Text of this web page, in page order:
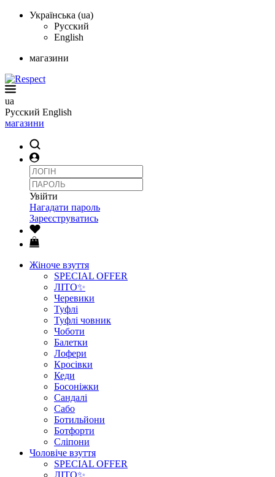
Українська (ua)
Русский
English
магазини
ua
Русский English
магазини
Увійти
Нагадати пароль
Зареєструватись
Жіноче взуття
SPECIAL OFFER
ЛІТО✨
Черевики
Туфлі
Туфлі човник
Чоботи
Балетки
Лофери
Кросівки
Кеди
Босоніжки
Сандалі
Сабо
Ботильйони
Ботфорти
Сліпони
Чоловіче взуття
SPECIAL OFFER
ЛІТО✨